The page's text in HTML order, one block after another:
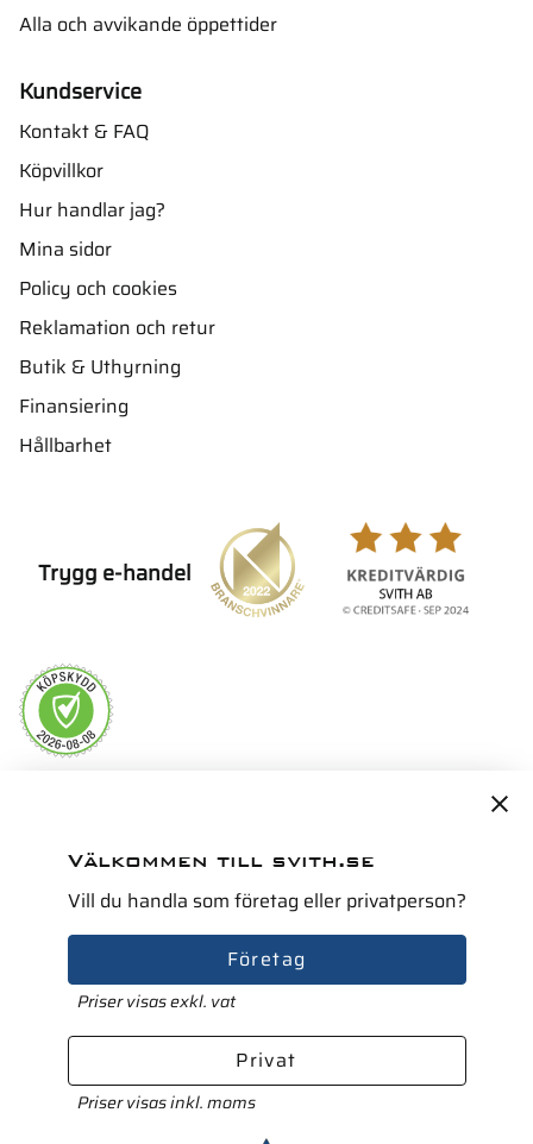
Alla och avvikande öppettider
Kundservice
Kontakt & FAQ
Köpvillkor
Hur handlar jag?
Mina sidor
Policy och cookies
Reklamation och retur
Butik & Uthyrning
Finansiering
Hållbarhet
Trygg e-handel
Välkommen till svith.se
Vill du handla som företag eller privatperson?
Företag
Priser visas exkl. vat
Privat
Priser visas inkl. moms